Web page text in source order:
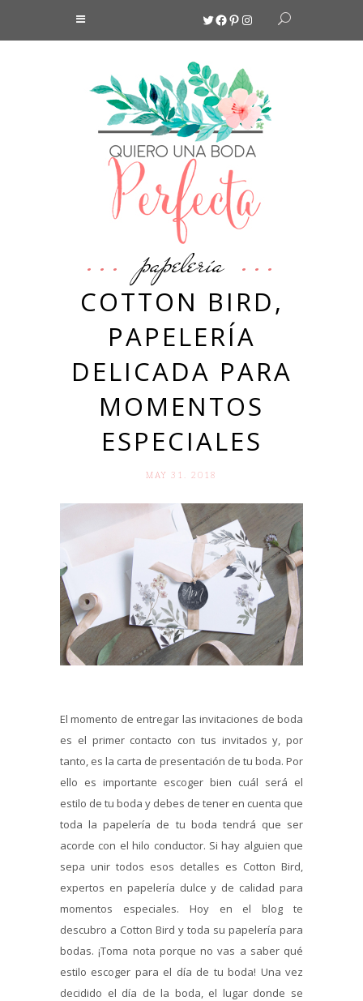
Twitter
Facebook
Pinterest
Instagram
papelería
COTTON BIRD,
PAPELERÍA
DELICADA PARA
MOMENTOS
ESPECIALES
MAY 31. 2018
El momento de entregar las invitaciones de boda
es el primer contacto con tus invitados y, por
tanto, es la carta de presentación de tu boda. Por
ello es importante escoger bien cuál será el
estilo de tu boda y debes de tener en cuenta que
toda la papelería de tu boda tendrá que ser
acorde con el hilo conductor. Si hay alguien que
sepa unir todos esos detalles es Cotton Bird,
expertos en papelería dulce y de calidad para
momentos especiales. Hoy en el blog te
descubro a Cotton Bird y toda su papelería para
bodas. ¡Toma nota porque no vas a saber qué
estilo escoger para el día de tu boda! Una vez
decidido el día de la boda, el lugar donde se